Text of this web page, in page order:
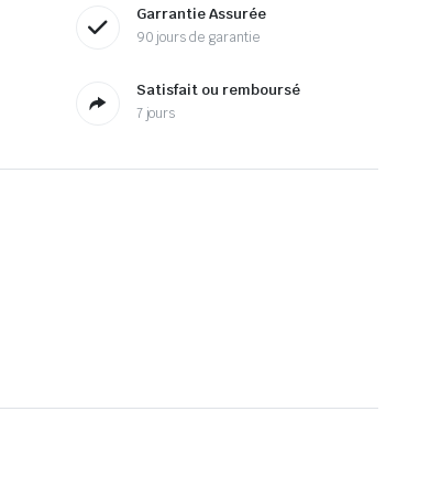
Garrantie Assurée
90 jours de garantie
Satisfait ou remboursé
7 jours